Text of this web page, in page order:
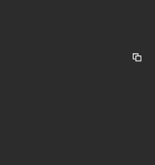
面や、お使いのブラウザ